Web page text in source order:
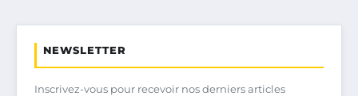
NEWSLETTER
Inscrivez-vous pour recevoir nos derniers articles